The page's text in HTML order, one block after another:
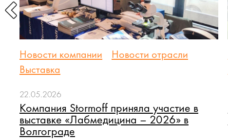
Новости компании
Новости отрасли
Выставка
22.05.2026
Компания Stormoff приняла участие в
выставке «Лабмедицина – 2026» в
Волгограде